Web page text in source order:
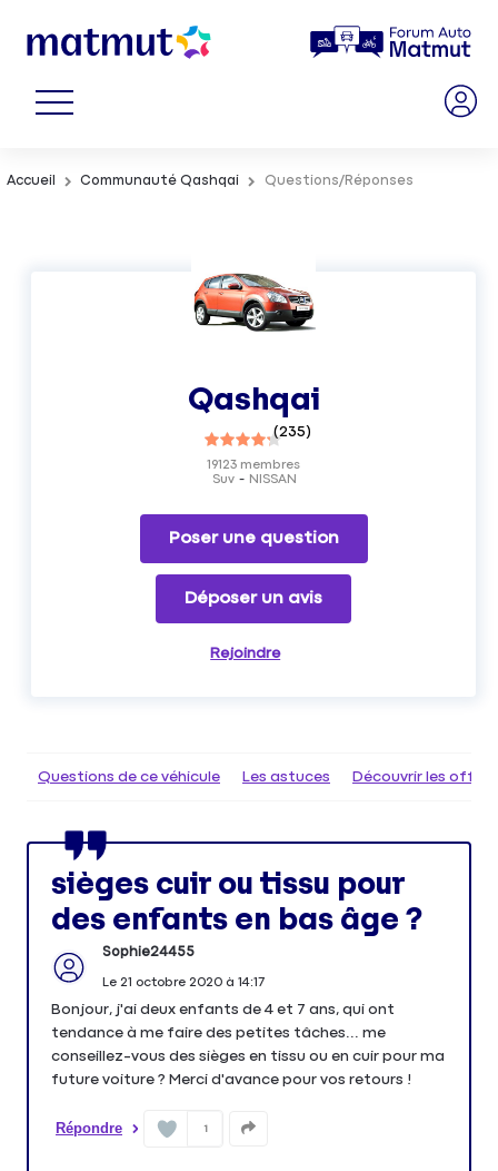
Accueil Communauté Qashqai Questions/Réponses
Qashqai
(235)
Suv NISSAN
19123 membres
Poser une question
Déposer un avis
Rejoindre
Questions de ce véhicule Les astuces Découvrir les
sièges cuir ou tissu pour
des enfants en bas âge ?
Sophie24455
Le 21 octobre 2020à 14:17
Bonjour, j'ai deux enfants de 4 et 7 ans, qui ont
tendance à me faire des petites tâches... me
conseillez-vous des sièges en tissu ou en cuir pour ma
future voiture ? Merci d'avance pour vos retours !
Répondre 1